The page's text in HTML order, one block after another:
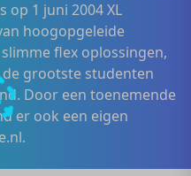
op 1 juni 2004 XL
hoogopgeleide
flex oplossingen,
grootste studenten
Door een toenemende
er ook een eigen